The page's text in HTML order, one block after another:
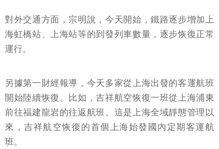
對外交通方面，宗明說，今天開始，鐵路逐步增加上
海虹橋站、上海站等的到發列車數量，逐步恢復正常
運行。
另據第一財經報導，今天多家從上海出發的客運航班
開始陸續恢復。比如，吉祥航空恢復一班從上海浦東
前往福建龍岩的往返航班。這是上海全域靜態管理以
來，吉祥航空恢復的首個上海始發國內定期客運航
班。